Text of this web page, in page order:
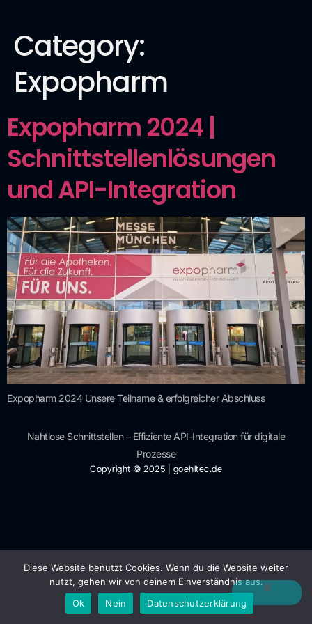
Category:
Expopharm
Expopharm 2024 |
Schnittstellenlösungen
und API-Integration
Expopharm 2024 Unsere Teilname & erfolgreicher Abschluss
Nahtlose Schnittstellen – Effiziente API-Integration für digitale
Prozesse
Copyright © 2025 | goehltec.de
Diese Website benutzt Cookies. Wenn du die Website weiter
nutzt, gehen wir von deinem Einverständnis aus.
Ok
Nein Datenschutzerklärung